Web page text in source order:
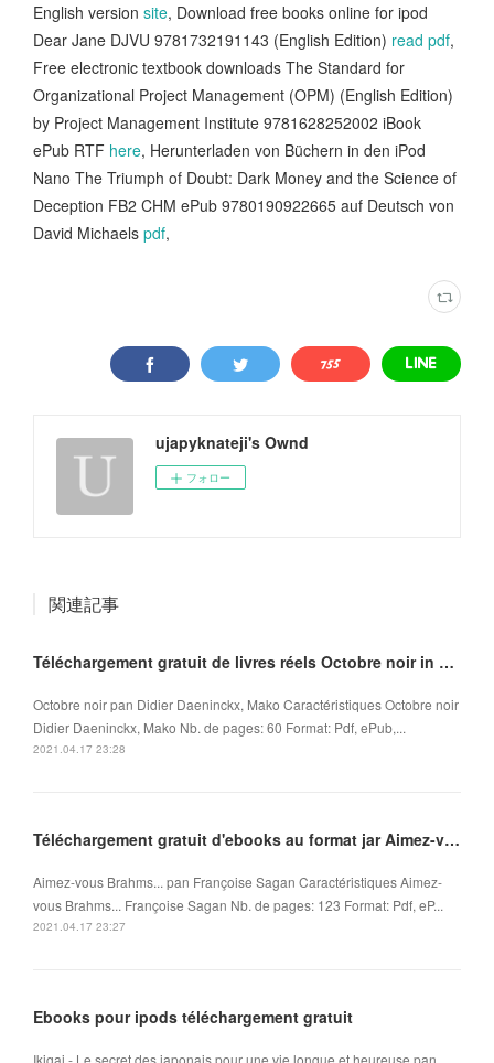
English version site, Download free books online for ipod
Dear Jane DJVU 9781732191143 (English Edition) read pdf,
Free electronic textbook downloads The Standard for
Organizational Project Management (OPM) (English Edition)
by Project Management Institute 9781628252002 iBook
ePub RTF here, Herunterladen von Büchern in den iPod
Nano The Triumph of Doubt: Dark Money and the Science of
Deception FB2 CHM ePub 9780190922665 auf Deutsch von
David Michaels pdf,
ujapyknateji's Ownd
フォロー
関連記事
Téléchargement gratuit de livres réels Octobre noir in French ePub MOBI iBook 9782918462118
Octobre noir pan Didier Daeninckx, Mako Caractéristiques Octobre noir
Didier Daeninckx, Mako Nb. de pages: 60 Format: Pdf, ePub,...
2021.04.17 23:28
Téléchargement gratuit d'ebooks au format jar Aimez-vous Brahms... in French FB2 ePub
Aimez-vous Brahms... pan Françoise Sagan Caractéristiques Aimez-
vous Brahms... Françoise Sagan Nb. de pages: 123 Format: Pdf, eP...
2021.04.17 23:27
Ebooks pour ipods téléchargement gratuit